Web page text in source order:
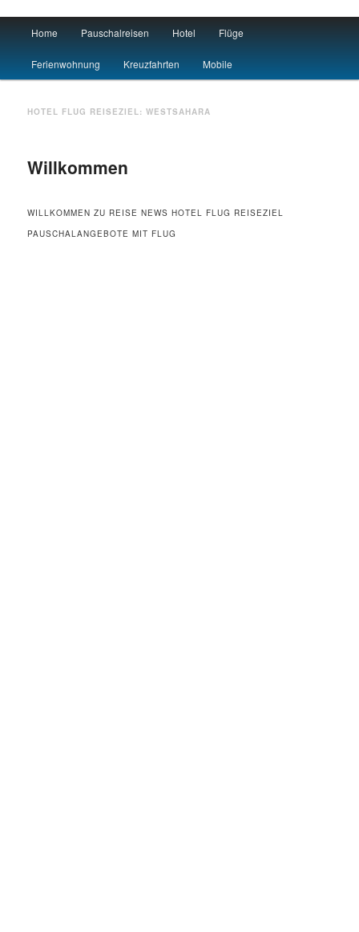
Urlaub
Skip to primary content
Skip to secondary content
Home Pauschalreisen Hotel Flüge
Ferienwohnung Kreuzfahrten Mobile
HOTEL FLUG REISEZIEL:WESTSAHARA
Willkommen
WILLKOMMEN ZU REISE NEWS HOTEL FLUG REISEZIEL
PAUSCHALANGEBOTE MIT FLUG